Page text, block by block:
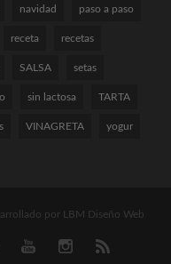
navidad paso a paso
receta recetas
SALSA setas
sin lactosa TARTA
VINAGRETA yogur
por LBM Diseño Web